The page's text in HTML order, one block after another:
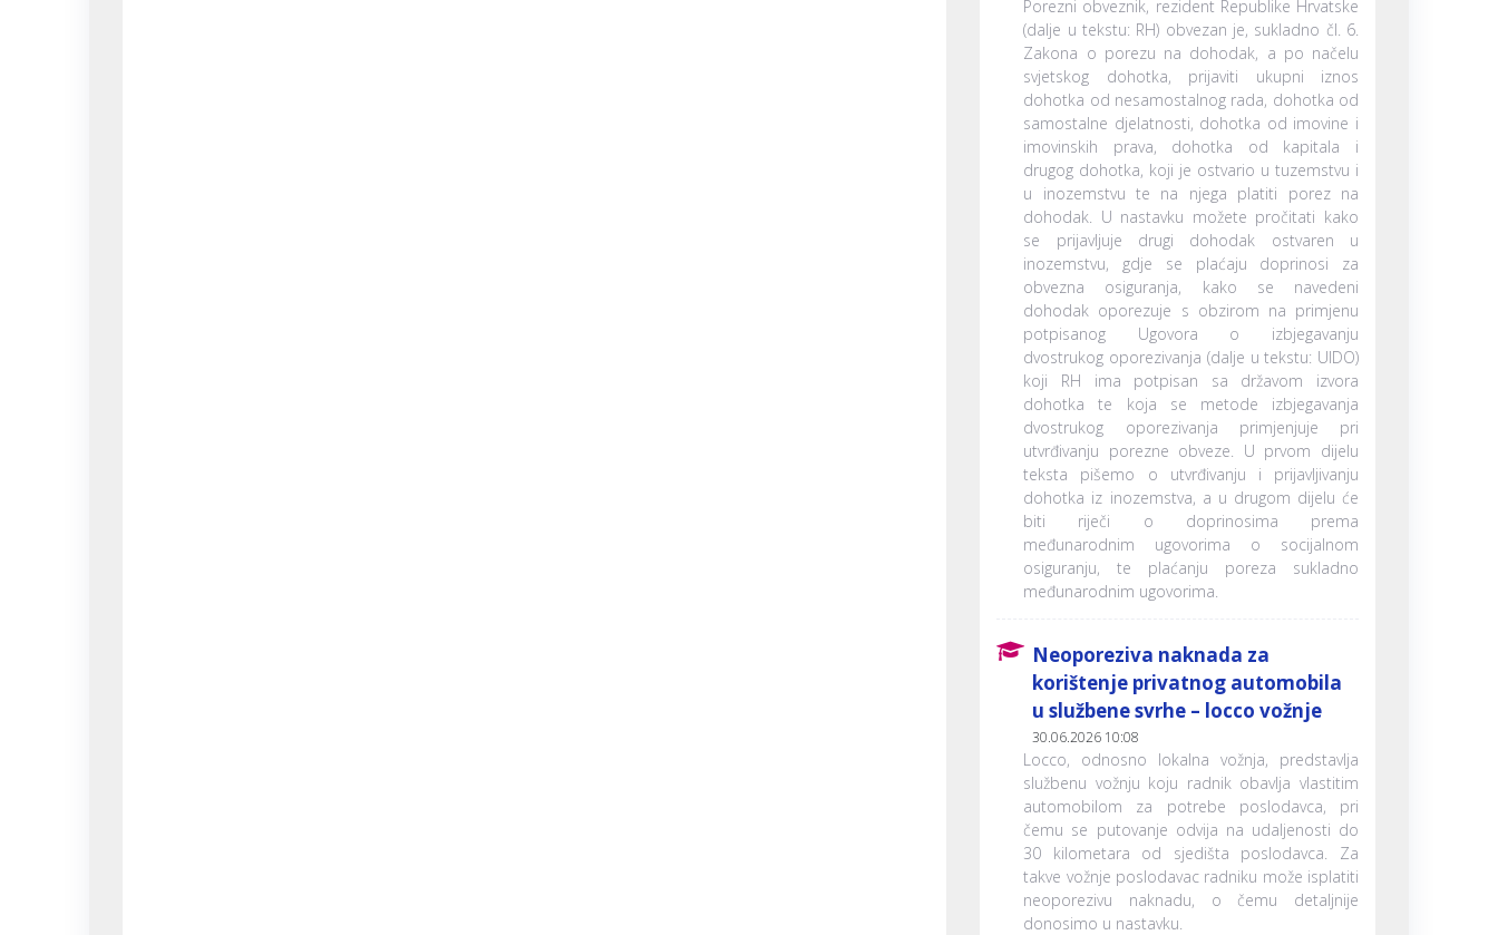
Porezni obveznik, rezident Republike Hrvatske
(dalje u tekstu: RH) obvezan je, sukladno čl. 6.
Zakona o porezu na dohodak, a po načelu
svjetskog dohotka, prijaviti ukupni iznos
dohotka od nesamostalnog rada, dohotka od
samostalne djelatnosti, dohotka od imovine i
imovinskih prava, dohotka od kapitala i
drugog dohotka, koji je ostvario u tuzemstvu i
u inozemstvu te na njega platiti porez na
dohodak. U nastavku možete pročitati kako
se prijavljuje drugi dohodak ostvaren u
inozemstvu, gdje se plaćaju doprinosi za
obvezna osiguranja, kako se navedeni
dohodak oporezuje s obzirom na primjenu
potpisanog Ugovora o izbjegavanju
dvostrukog oporezivanja (dalje u tekstu: UIDO)
koji RH ima potpisan sa državom izvora
dohotka te koja se metode izbjegavanja
dvostrukog oporezivanja primjenjuje pri
utvrđivanju porezne obveze. U prvom dijelu
teksta pišemo o utvrđivanju i prijavljivanju
dohotka iz inozemstva, a u drugom dijelu će
biti riječi o doprinosima prema
međunarodnim ugovorima o socijalnom
osiguranju, te plaćanju poreza sukladno
međunarodnim ugovorima.
Neoporeziva naknada za
korištenje privatnog automobila
u službene svrhe – locco vožnje
30.06.2026 10:08
Locco, odnosno lokalna vožnja, predstavlja
službenu vožnju koju radnik obavlja vlastitim
automobilom za potrebe poslodavca, pri
čemu se putovanje odvija na udaljenosti do
30 kilometara od sjedišta poslodavca. Za
takve vožnje poslodavac radniku može isplatiti
neoporezivu naknadu, o čemu detaljnije
donosimo u nastavku.